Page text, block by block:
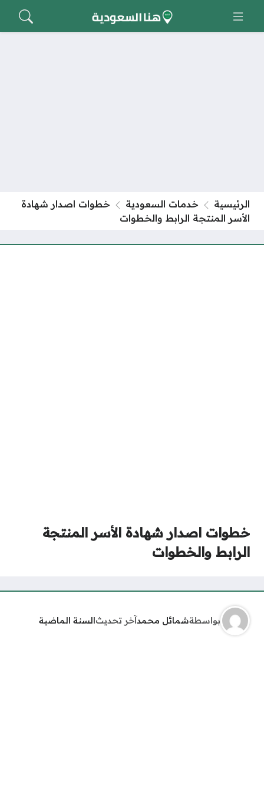
الرئيسية خدمات السعودية
خطوات اصدار شهادة
الأسر المنتجة الرابط والخطوات
خطوات اصدار شهادة الأسر المنتجة
الرابط والخطوات
بواسطةشمائل محمدآخر تحديثالسنة الماضية